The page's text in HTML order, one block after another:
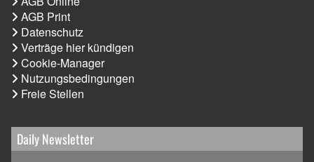
AGB Print
Datenschutz
Verträge hier kündigen
Cookie-Manager
Nutzungsbedingungen
Freie Stellen
Daily Newsletter